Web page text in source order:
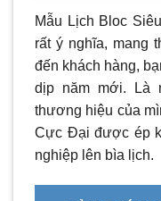
Mẫu Lịch Bloc
rất ý nghĩa, mang
đến khách hàng,
dịp năm mới. Là
thương hiệu của
Cực Đại được ép
nghiệp lên bìa lịch.